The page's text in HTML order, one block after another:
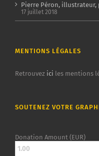
Pierre Péron,
17 juillet 2018
MENTIONS LÉGALES
Retrouvez ici les mentions
SOUTENEZ VOTRE
Donation Amount (EUR)